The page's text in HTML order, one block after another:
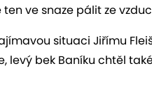
ve snaze pálit ze
situaci Jiřímu
levý bek Baníku chtěl